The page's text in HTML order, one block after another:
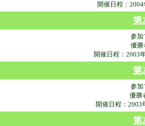
開催日程：
第
参加
優勝
開催日程：2003
第
参加
優勝
開催日程：2003
第